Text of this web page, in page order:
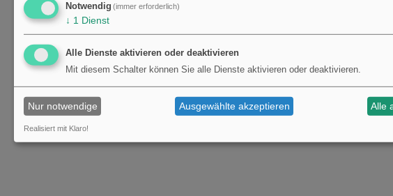
Notwendig (immer erforderlich)
↓ 1 Dienst
Alle Dienste aktivieren oder deaktivieren
Mit diesem Schalter können Sie alle Dienste aktivieren oder deaktivieren.
Nur notwendige Ausgewählte akzeptieren Alle
Realisiert mit Klaro!